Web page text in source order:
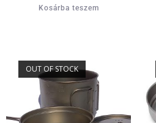
Kosárba teszem
OUT OF STOCK